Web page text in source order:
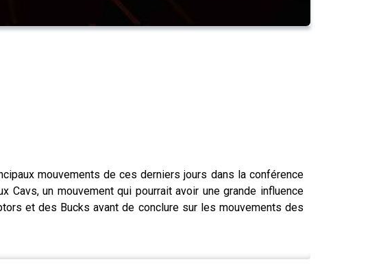
mouvements de ces derniers jours dans la conférence
Cavs, un mouvement qui pourrait avoir une grande influence
et des Bucks avant de conclure sur les mouvements des